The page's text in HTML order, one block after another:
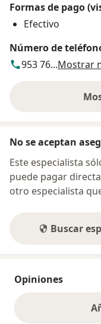
Formas de pago
Efectivo
Número de
953 76...Mostrar
No se aceptan
Este especialista
puede pagar
otro especialista
Buscar
Opiniones